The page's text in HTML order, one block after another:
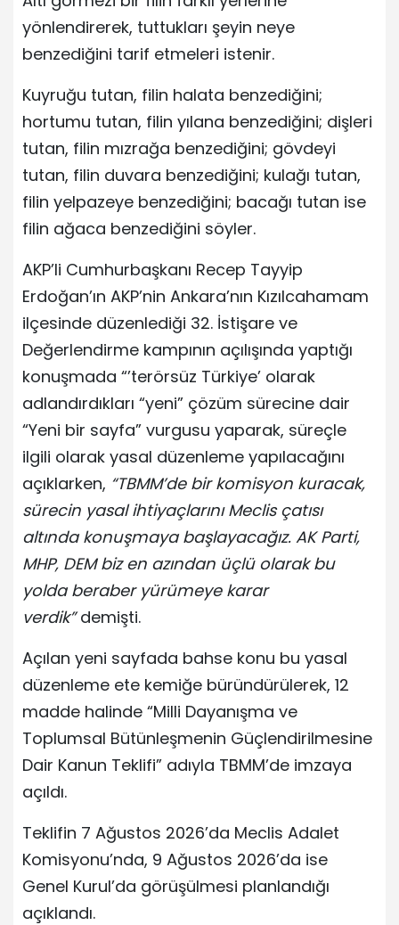
yönlendirerek, tuttukları şeyin neye
benzediğini tarif etmeleri istenir.
Kuyruğu tutan, filin halata benzediğini;
hortumu tutan, filin yılana benzediğini; dişleri
tutan, filin mızrağa benzediğini; gövdeyi
tutan, filin duvara benzediğini; kulağı tutan,
filin yelpazeye benzediğini; bacağı tutan ise
filin ağaca benzediğini söyler.
AKP’li Cumhurbaşkanı Recep Tayyip
Erdoğan’ın AKP’nin Ankara’nın Kızılcahamam
ilçesinde düzenlediği 32. İstişare ve
Değerlendirme kampının açılışında yaptığı
konuşmada “’terörsüz Türkiye’ olarak
adlandırdıkları “yeni” çözüm sürecine dair
“Yeni bir sayfa” vurgusu yaparak, süreçle
ilgili olarak yasal düzenleme yapılacağını
açıklarken, “TBMM’de bir komisyon kuracak,
sürecin yasal ihtiyaçlarını Meclis çatısı
altında konuşmaya başlayacağız. AK Parti,
MHP, DEM biz en azından üçlü olarak bu
yolda beraber yürümeye karar
verdik”demişti.
Açılan yeni sayfada bahse konu bu yasal
düzenleme ete kemiğe büründürülerek, 12
madde halinde “Milli Dayanışma ve
Toplumsal Bütünleşmenin Güçlendirilmesine
Dair Kanun Teklifi” adıyla TBMM’de imzaya
açıldı.
Teklifin 7 Ağustos 2026’da Meclis Adalet
Komisyonu’nda, 9 Ağustos 2026’da ise
Genel Kurul’da görüşülmesi planlandığı
açıklandı.